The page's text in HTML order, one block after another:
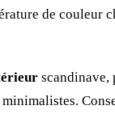
de
scandinave,